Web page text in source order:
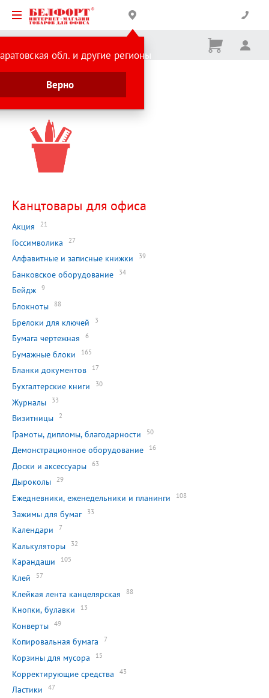
обл. и другие регионы
Верно
Корзина
Ничего
Главная страница
Каталог
Канцтовары для офиса
Акция 21
Госсимволика 27
Алфавитные и записные книжки 39
Банковское оборудование 34
Бейдж 9
Блокноты 88
Брелоки для ключей 3
Бумага чертежная 6
Бумажные блоки 165
Бланки документов 17
Бухгалтерские книги 30
Журналы 33
Визитницы 2
Грамоты, дипломы, благодарности 50
Демонстрационное оборудование 16
Доски и аксессуары 63
Дыроколы 29
Ежедневники, еженедельники и планинги 108
Зажимы для бумаг 33
Календари 7
Калькуляторы 32
Карандаши 105
Клей 57
Клейкая лента канцелярская 88
Кнопки, булавки 13
Конверты 49
Копировальная бумага 7
Корзины для мусора 15
Корректирующие средства 43
Ластики 47